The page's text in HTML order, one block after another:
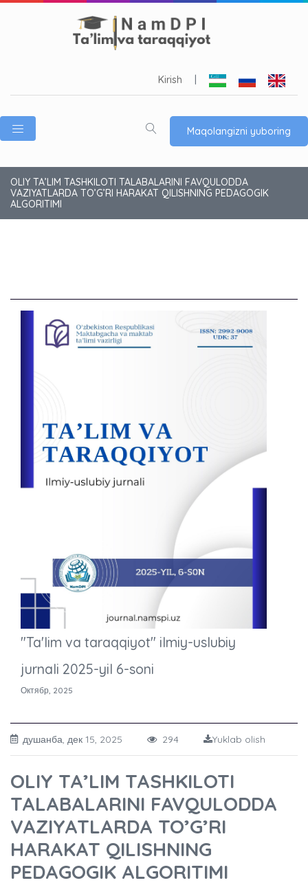
Kirish
Maqolangizni yuboring
OLIY TA’LIM TASHKILOTI TALABALARINI FAVQULODDA
VAZIYATLARDA TO’G’RI HARAKAT QILISHNING PEDAGOGIK
ALGORITIMI
"Ta'lim va taraqqiyot" ilmiy-uslubiy
jurnali 2025-yil 6-soni
Октябр, 2025
душанба, дек 15, 2025 294 Yuklab olish
OLIY TA’LIM TASHKILOTI
TALABALARINI FAVQULODDA
VAZIYATLARDA TO’G’RI
HARAKAT QILISHNING
PEDAGOGIK ALGORITIMI